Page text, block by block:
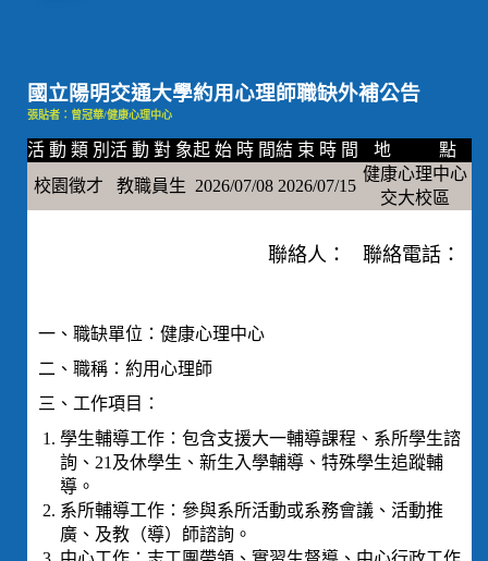
國立陽明交通大學約用心理師職缺外補公告
張貼者：曾冠華/健康心理中心
活 動 類 別 活 動 對 象起 始 時 間結 束 時 間
地 點
校園徵才
教職員生 2026/07/08 2026/07/15
健康心理中心
交大校區
聯絡人： 聯絡電話：
一、職缺單位：健康心理中心
二、職稱：約用心理師
三、工作項目：
學生輔導工作：包含支援大一輔導課程、系所學生諮
詢、21及休學生、新生入學輔導、特殊學生追蹤輔
導。
系所輔導工作：參與系所活動或系務會議、活動推
廣、及教（導）師諮詢。